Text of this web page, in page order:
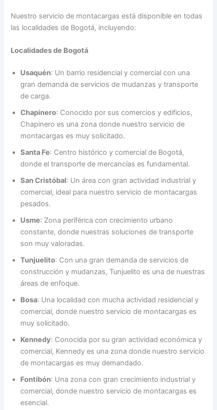
Nuestro servicio de montacargas está disponible en todas
las localidades de Bogotá, incluyendo:
Localidades de Bogotá
Usaquén: Un barrio residencial y comercial con una
gran demanda de servicios de mudanzas y transporte
de carga.
Chapinero: Conocido por sus comercios y edificios,
Chapinero es una zona donde nuestro servicio de
montacargas es muy solicitado.
Santa Fe: Centro histórico y comercial de Bogotá,
donde el transporte de mercancías es fundamental.
San Cristóbal: Un área con gran actividad industrial y
comercial, ideal para nuestro servicio de montacargas
pesados.
Usme: Zona periférica con crecimiento urbano
constante, donde nuestras soluciones de transporte
son muy valoradas.
Tunjuelito: Con una gran demanda de servicios de
construcción y mudanzas, Tunjuelito es una de nuestras
áreas de enfoque.
Bosa: Una localidad con mucha actividad residencial y
comercial, donde nuestro servicio de montacargas es
muy solicitado.
Kennedy: Conocida por su gran actividad económica y
comercial, Kennedy es una zona donde nuestro servicio
de montacargas es muy demandado.
Fontibón: Una zona con gran crecimiento industrial y
comercial, donde nuestro servicio de montacargas es
esencial.